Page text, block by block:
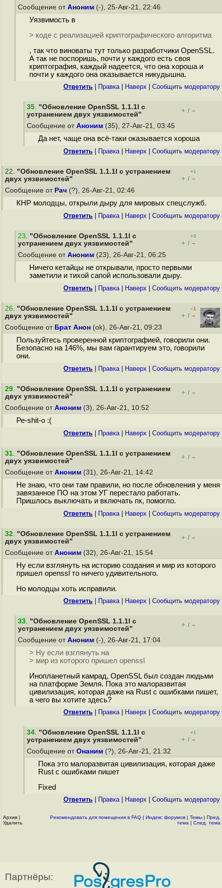
Сообщение от Аноним (-), 25-Авг-21, 22:46
Уязвимость в
> коде с реализацией криптографического алгоритма
, так что виноваты тут только разработчики OpenSSL.
А так не поспоришь, почти у каждого есть своя
криптография, каждый надеется, что она хороша и
почти у каждого она оказывается никудышна.
Ответить Правка| Наверх Cообщить модератору
35. "Обновление OpenSSL 1.1.1l с
устранением двух уязвимостей"
+ / –
Сообщение от Аноним (35), 27-Авг-21, 03:45
Да нет, чаще она всё-таки оказывается хороша
Ответить Правка| Наверх Cообщить модератору
22. "Обновление OpenSSL 1.1.1l с устранением
двух уязвимостей"
+1
+ / –
Сообщение от Рач (?), 26-Авг-21, 02:46
КНР молодцы, открыли дыру для мировых спецслужб.
Ответить Правка| Наверх Cообщить модератору
23. "Обновление OpenSSL 1.1.1l с
устранением двух уязвимостей"
+3
+ / –
Сообщение от Аноним (23), 26-Авг-21, 06:25
Ничего кетайцы не открывали, просто первыми
заметили и тихой сапой использовали дыру.
Ответить Правка| Наверх Cообщить модератору
26. "Обновление OpenSSL 1.1.1l с устранением
двух уязвимостей"
–1
+ / –
Сообщение от Брат Анон (ok), 26-Авг-21, 09:23
Пользуйтесь проверенной криптографией, говорили они.
Безопасно на 146%, мы вам гарантируем это, говорили
они.
Ответить Правка| Наверх Cообщить модератору
29. "Обновление OpenSSL 1.1.1l с устранением
двух уязвимостей"
+ / –
Сообщение от Аноним (3), 26-Авг-21, 10:52
Ре-shit-о :(
Ответить Правка| Наверх Cообщить модератору
31. "Обновление OpenSSL 1.1.1l с устранением
двух уязвимостей"
+ / –
Сообщение от Аноним (31), 26-Авг-21, 14:42
Не знаю, что они там правили, но после обновления у меня
завязанное ПО на этом УГ перестало работать.
Пришлось выключать и включать пк, помогло.
Ответить Правка| Наверх Cообщить модератору
32. "Обновление OpenSSL 1.1.1l с устранением
двух уязвимостей"
+ / –
Сообщение от Аноним (32), 26-Авг-21, 15:54
Ну если взглянуть на историю создания и мир из которого
пришел openssl то ничего удивительного.
Но молодцы хоть исправили.
Ответить Правка| Наверх Cообщить модератору
33. "Обновление OpenSSL 1.1.1l с
устранением двух уязвимостей"
+ / –
Сообщение от Аноним (-), 26-Авг-21, 17:04
> Ну если взглянуть на
> мир из которого пришел openssl
Инопланетный камрад, OpenSSL был создан людьми
на платформе Земля. Пока это малоразвитая
цивилизация, которая даже на Rust с ошибками пишет,
а чего вы хотите здесь?
Ответить Правка| Наверх Cообщить модератору
34. "Обновление OpenSSL 1.1.1l с
устранением двух уязвимостей"
+1
+ / –
Сообщение от Онаним (?), 26-Авг-21, 21:32
Пока это малоразвитая цивилизация, которая даже
Rust с ошибками пишет
Fixed
Ответить Правка| Наверх Cообщить модератору
Архив |
Удалить
Рекомендовать для помещения в FAQ | Индекс форумов | Темы | Пред.
тема | След. тема
Партнёры: